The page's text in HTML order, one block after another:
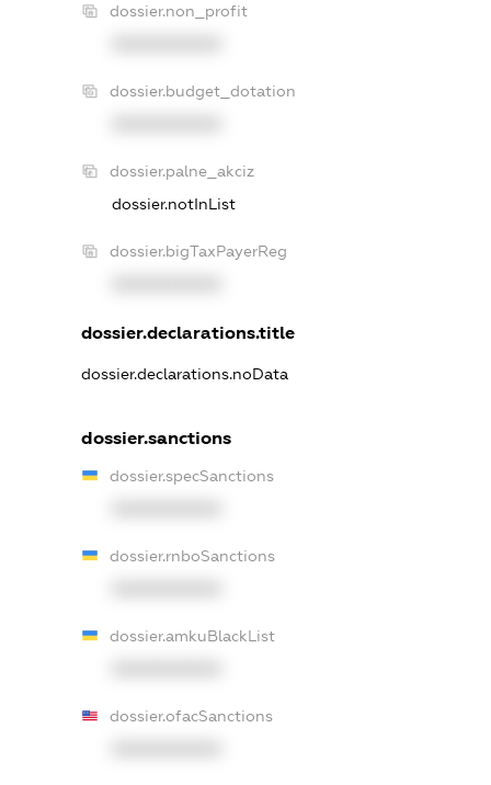
dossier.non_profit
dossier.budget_dotation
dossier.palne_akciz
dossier.notInList
dossier.bigTaxPayerReg
dossier.declarations.title
dossier.declarations.noData
dossier.sanctions
dossier.specSanctions
dossier.rnboSanctions
dossier.amkuBlackList
dossier.ofacSanctions